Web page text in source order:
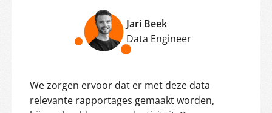
Jari Beek
Data Engineer
We zorgen ervoor dat er met deze data
relevante rapportages gemaakt worden,